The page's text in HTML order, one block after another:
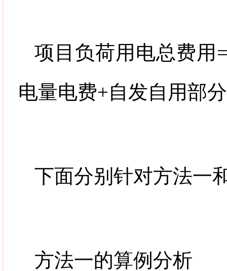
项目负荷用电总费用
电量电费+自发自用部
下面分别针对方法一
方法一的算例分析